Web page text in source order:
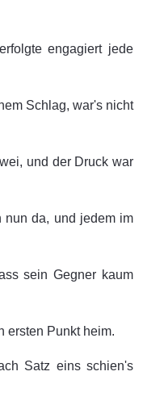
engagiert jede
Schlag, war's nicht
und der Druck war
nun da, und jedem im
sein Gegner kaum
ersten Punkt heim.
Satz eins schien's